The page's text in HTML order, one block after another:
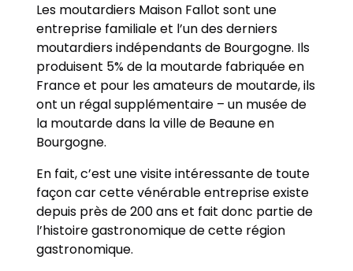
Les moutardiers Maison Fallot sont une
entreprise familiale et l’un des derniers
moutardiers indépendants de Bourgogne. Ils
produisent 5% de la moutarde fabriquée en
France et pour les amateurs de moutarde, ils
ont un régal supplémentaire – un musée de
la moutarde dans la ville de Beaune en
Bourgogne.
En fait, c’est une visite intéressante de toute
façon car cette vénérable entreprise existe
depuis près de 200 ans et fait donc partie de
l’histoire gastronomique de cette région
gastronomique.